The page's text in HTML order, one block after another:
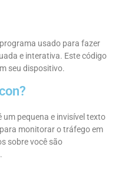
usado para fazer
e interativa. Este código
seu dispositivo.
um pequena e invisível texto
monitorar o tráfego em
sobre você são